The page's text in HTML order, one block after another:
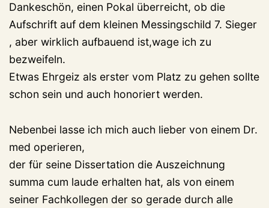
Dankeschön, einen Pokal überreicht, ob die
Aufschrift auf dem kleinen Messingschild 7. Sieger
, aber wirklich aufbauend ist,wage ich zu
bezweifeln.
Etwas Ehrgeiz als erster vom Platz zu gehen sollte
schon sein und auch honoriert werden.
Nebenbei lasse ich mich auch lieber von einem Dr.
med operieren,
der für seine Dissertation die Auszeichnung
summa cum laude erhalten hat, als von einem
seiner Fachkollegen der so gerade durch alle